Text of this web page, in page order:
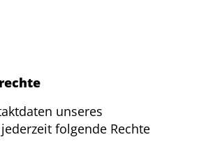
unseres
folgende Rechte